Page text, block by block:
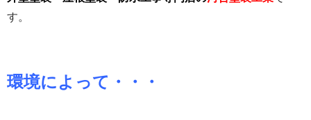
す。
環境によって・・・